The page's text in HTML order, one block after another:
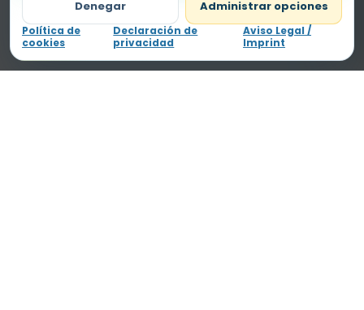
Denegar Administrar opciones
Política de
cookies
Declaración de
privacidad
Aviso Legal /
Imprint